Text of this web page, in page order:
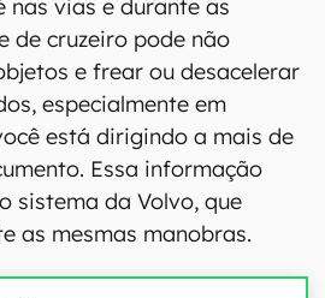
nas vias e durante as
de cruzeiro pode não
e frear ou desacelerar
especialmente em
está dirigindo a mais de
Essa informação
sistema da Volvo, que
as mesmas manobras.